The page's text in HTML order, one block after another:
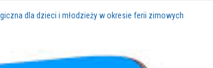
dla dzieci i młodzieży w okresie ferii zimowych